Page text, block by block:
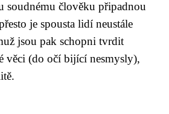
soudnému člověku připadnou
je spousta lidí neustále
jsou pak schopni tvrdit
věci (do očí bijící nesmysly),